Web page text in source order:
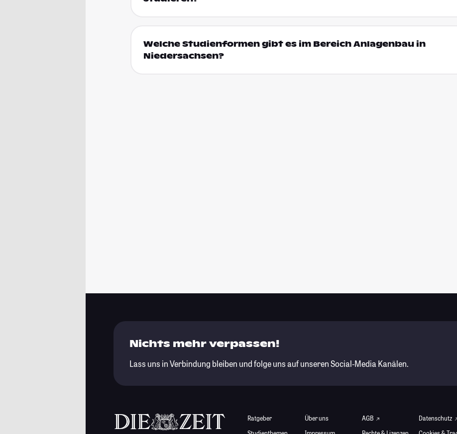
Welche Studienformen gibt es im Bereich Anlagenbau in
Niedersachsen?
Nichts mehr verpassen!
Lass uns in Verbindung bleiben und folge uns auf unseren Social-Media Kanälen.
Ratgeber
Über uns
AGB
Datenschutz